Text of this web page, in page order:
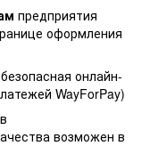
предприятия
оформления
онлайн-
WayForPay)
возможен в